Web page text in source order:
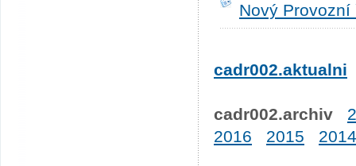
Nový
cadr002.aktualni
cadr002.archiv
2016
2015 2014